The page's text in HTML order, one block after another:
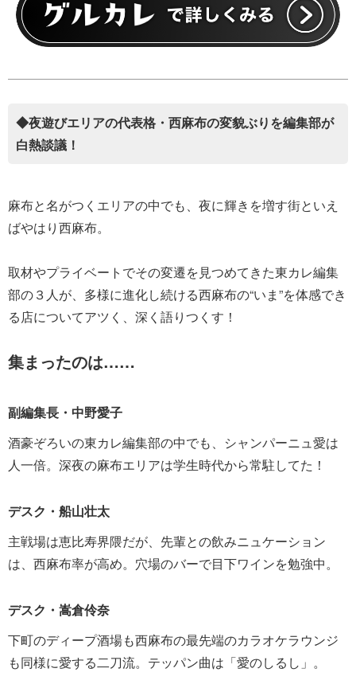
◆夜遊びエリアの代表格・西麻布の変貌ぶりを編集部が
白熱談議！
麻布と名がつくエリアの中でも、夜に輝きを増す街といえ
ばやはり西麻布。
取材やプライベートでその変遷を見つめてきた東カレ編集
部の３人が、多様に進化し続ける西麻布の“いま”を体感でき
る店についてアツく、深く語りつくす！
集まったのは……
副編集長・中野愛子
酒豪ぞろいの東カレ編集部の中でも、シャンパーニュ愛は
人一倍。深夜の麻布エリアは学生時代から常駐してた！
デスク・船山壮太
主戦場は恵比寿界隈だが、先輩との飲みニュケーション
は、西麻布率が高め。穴場のバーで目下ワインを勉強中。
デスク・嵩倉伶奈
下町のディープ酒場も西麻布の最先端のカラオケラウンジ
も同様に愛する二刀流。テッパン曲は「愛のしるし」。